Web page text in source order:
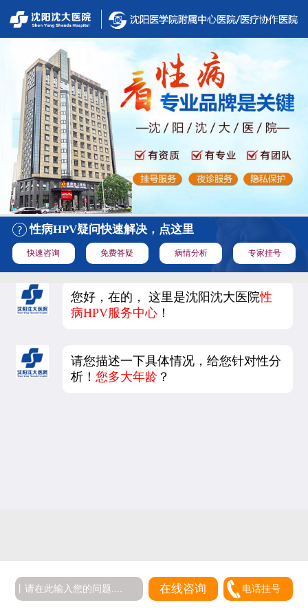
性病HPV疑问快速解决，点这里
快速咨询 免费答疑 病情分析 专家挂号
您好，在的， 这里是沈阳沈大医院性
病HPV服务中心 ！
请您描述一下具体情况，给您针对性分
析！您多大年龄 ？
在线咨询 电话挂号